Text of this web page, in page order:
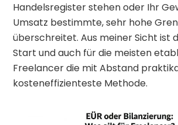
Handelsregister stehen oder Ihr
Umsatz bestimmte, sehr hohe
überschreitet. Aus meiner Sicht ist
Start und auch für die meisten
Freelancer die mit Abstand
kosteneffizienteste Methode.